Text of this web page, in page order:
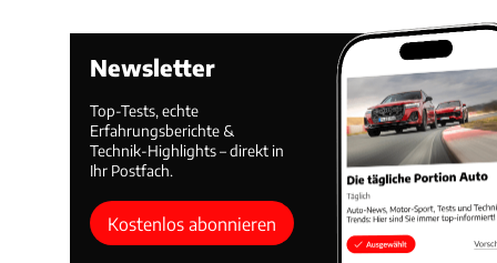
Newsletter
Top-Tests, echte
Erfahrungsberichte &
Technik-Highlights – direkt in
Ihr Postfach.
Kostenlos abonnieren